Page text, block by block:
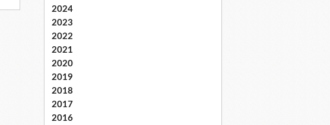
2024
2023
2022
2021
2020
2019
2018
2017
2016